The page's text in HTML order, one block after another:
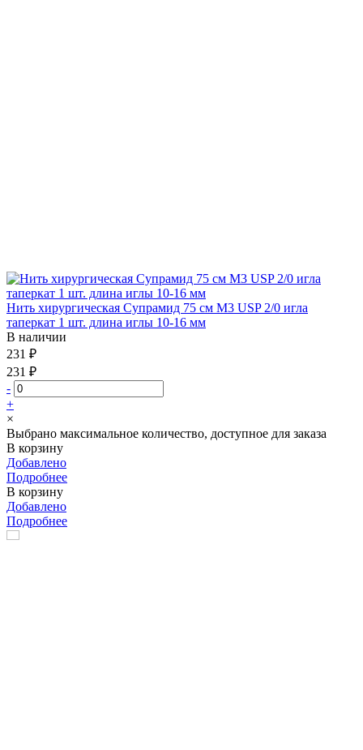
Нить хирургическая Супрамид 75 см М3 USP 2/0 игла
таперкат 1 шт. длина иглы 10-16 мм
В наличии
231 ₽
231 ₽
-
+
×
Выбрано максимальное количество, доступное для заказа
В корзину
Добавлено
Подробнее
В корзину
Добавлено
Подробнее